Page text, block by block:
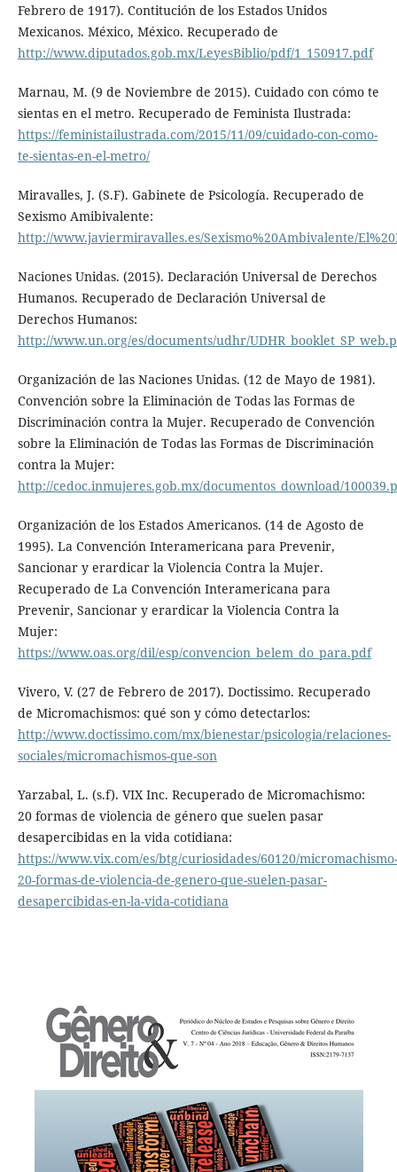
Febrero de 1917). Contitución de los Estados Unidos
Mexicanos. México, México. Recuperado de
http://www.diputados.gob.mx/LeyesBiblio/pdf/1_150917.pdf
Marnau, M. (9 de Noviembre de 2015). Cuidado con cómo te
sientas en el metro. Recuperado de Feminista Ilustrada:
https://feministailustrada.com/2015/11/09/cuidado-con-como-
te-sientas-en-el-metro/
Miravalles, J. (S.F). Gabinete de Psicología. Recuperado de
Sexismo Amibivalente:
http://www.javiermiravalles.es/Sexismo%20Ambivalente/
Naciones Unidas. (2015). Declaración Universal de Derechos
Humanos. Recuperado de Declaración Universal de
Derechos Humanos:
http://www.un.org/es/documents/udhr/
Organización de las Naciones Unidas. (12 de Mayo de 1981).
Convención sobre la Eliminación de Todas las Formas de
Discriminación contra la Mujer. Recuperado de Convención
sobre la Eliminación de Todas las Formas de Discriminación
contra la Mujer:
http://cedoc.inmujeres.gob.mx/documentos_download/
Organización de los Estados Americanos. (14 de Agosto de
1995). La Convención Interamericana para Prevenir,
Sancionar y erardicar la Violencia Contra la Mujer.
Recuperado de La Convención Interamericana para
Prevenir, Sancionar y erardicar la Violencia Contra la
Mujer:
https://www.oas.org/dil/esp/convencion_belem_do_para.pdf
Vivero, V. (27 de Febrero de 2017). Doctissimo. Recuperado
de Micromachismos: qué son y cómo detectarlos:
http://www.doctissimo.com/mx/bienestar/psicologia/relaciones-
sociales/micromachismos-que-son
Yarzabal, L. (s.f). VIX Inc. Recuperado de Micromachismo:
20 formas de violencia de género que suelen pasar
desapercibidas en la vida cotidiana:
https://www.vix.com/es/btg/curiosidades/60120/micromachismo-
20-formas-de-violencia-de-genero-que-suelen-pasar-
desapercibidas-en-la-vida-cotidiana